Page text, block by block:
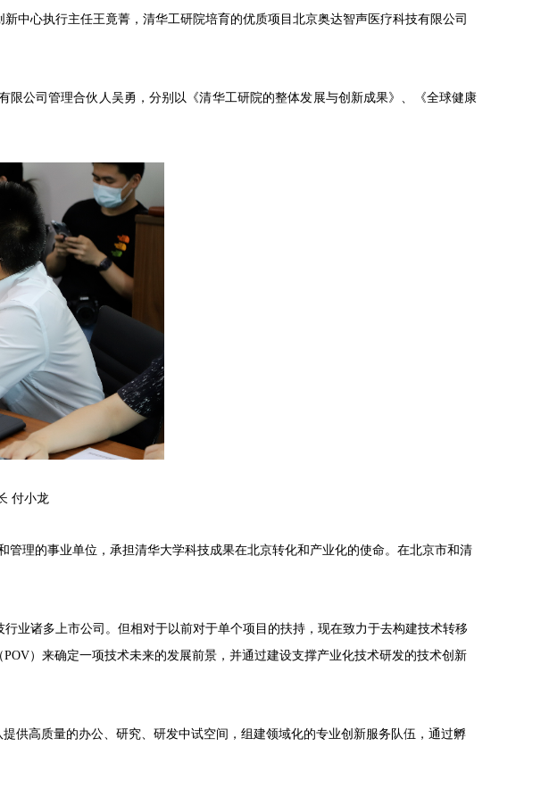
中心执行主任王竟菁，清华工研院培育的优质项目北京奥达智声医疗科技有限公司
公司管理合伙人吴勇，分别以《清华工研院的整体发展与创新成果》、《全球健康
付小龙
理的事业单位，承担清华大学科技成果在北京转化和产业化的使命。 在北京市和清
业诸多上市公司。但相对于以前对于单个项目的扶持，现在致力于去构建技术转移
）来确定一项技术未来的发展前景，并通过建设支撑产业化技术研发的技术创新
供高质量的办公、研究、研发中试空间，组建领域化的专业创新服务队伍，通过孵